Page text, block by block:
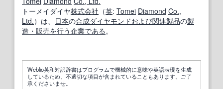
トーメイダイヤ株式会社 （英: Tomei Diamond Co.,
Ltd.）は、 日本の合成ダイヤモンドおよび関連製品の製
造・販売を行う企業である 。
Weblio英和対訳辞書はプログラムで機械的に意味や英語表現を生成
しているため、不適切な項目が含まれていることもあります。ご了
承くださいませ。